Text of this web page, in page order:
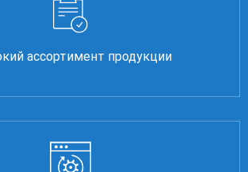
ассортимент продукции